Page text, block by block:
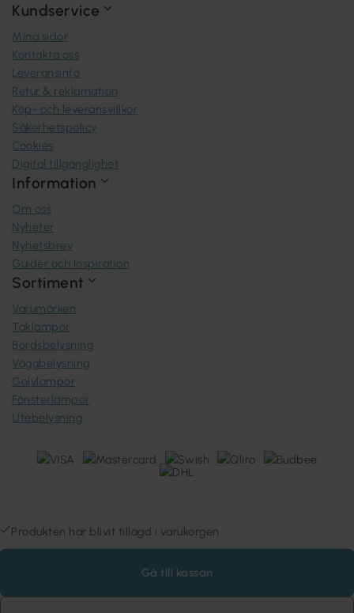
Kundservice
Mina sidor
Kontakta oss
Leveransinfo
Retur & reklamation
Köp- och leveransvillkor
Säkerhetspolicy
Cookies
Digital tillgänglighet
Information
Om oss
Nyheter
Nyhetsbrev
Guider och Inspiration
Sortiment
Varumärken
Taklampor
Bordsbelysning
Väggbelysning
Golvlampor
Fönsterlampor
Utebelysning
Produkten har blivit tillagd i varukorgen
Gå till kassan